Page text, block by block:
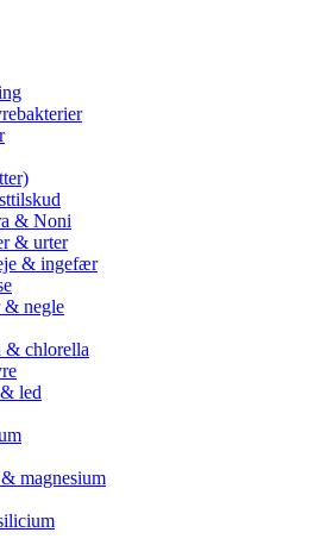
& Noni
& urter
& ingefær
& negle
& chlorella
led
magnesium